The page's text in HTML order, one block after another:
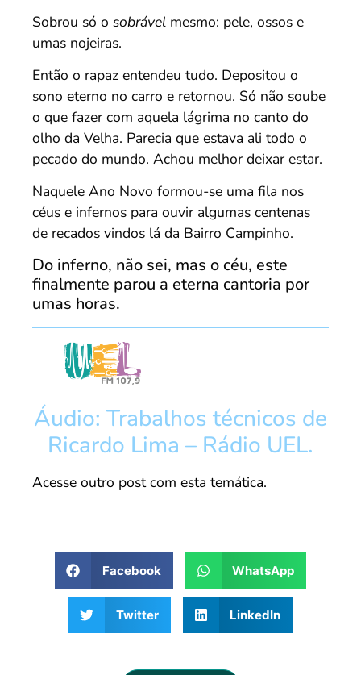
Sobrou só o sobrável mesmo: pele, ossos e
umas nojeiras.
Então o rapaz entendeu tudo. Depositou o
sono eterno no carro e retornou. Só não soube
o que fazer com aquela lágrima no canto do
olho da Velha. Parecia que estava ali todo o
pecado do mundo. Achou melhor deixar estar.
Naquele Ano Novo formou-se uma fila nos
céus e infernos para ouvir algumas centenas
de recados vindos lá da Bairro Campinho.
Do inferno, não sei, mas o céu, este
finalmente parou a eterna cantoria por
umas horas.
Áudio: Trabalhos técnicos de
Ricardo Lima – Rádio UEL.
Acesse outro post com esta temática.
Facebook WhatsApp
Twitter LinkedIn